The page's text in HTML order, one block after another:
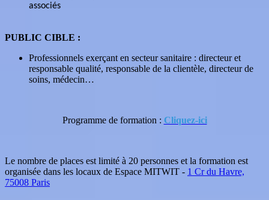
associés
PUBLIC CIBLE :
Professionnels exerçant en secteur sanitaire : directeur et
responsable qualité, responsable de la clientèle, directeur de
soins, médecin…
Programme de formation : Cliquez-ici
Le nombre de places est limité à 20 personnes et la formation est
organisée dans les locaux de Espace MITWIT - 1 Cr du Havre,
75008 Paris